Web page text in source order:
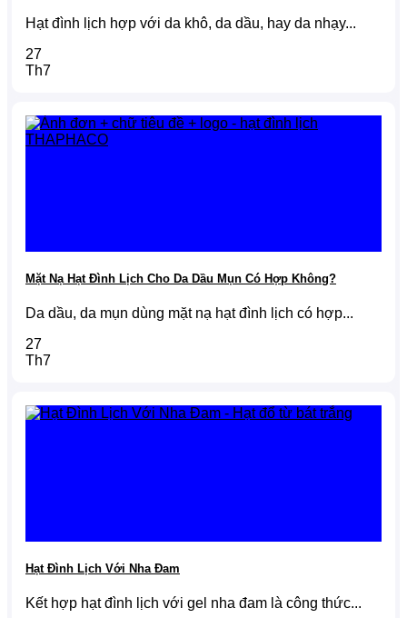
Hạt đình lịch hợp với da khô, da dầu, hay da nhạy...
27
Th7
Mặt Nạ Hạt Đình Lịch Cho Da Dầu Mụn Có Hợp Không?
Da dầu, da mụn dùng mặt nạ hạt đình lịch có hợp...
27
Th7
Hạt Đình Lịch Với Nha Đam
Kết hợp hạt đình lịch với gel nha đam là công thức...